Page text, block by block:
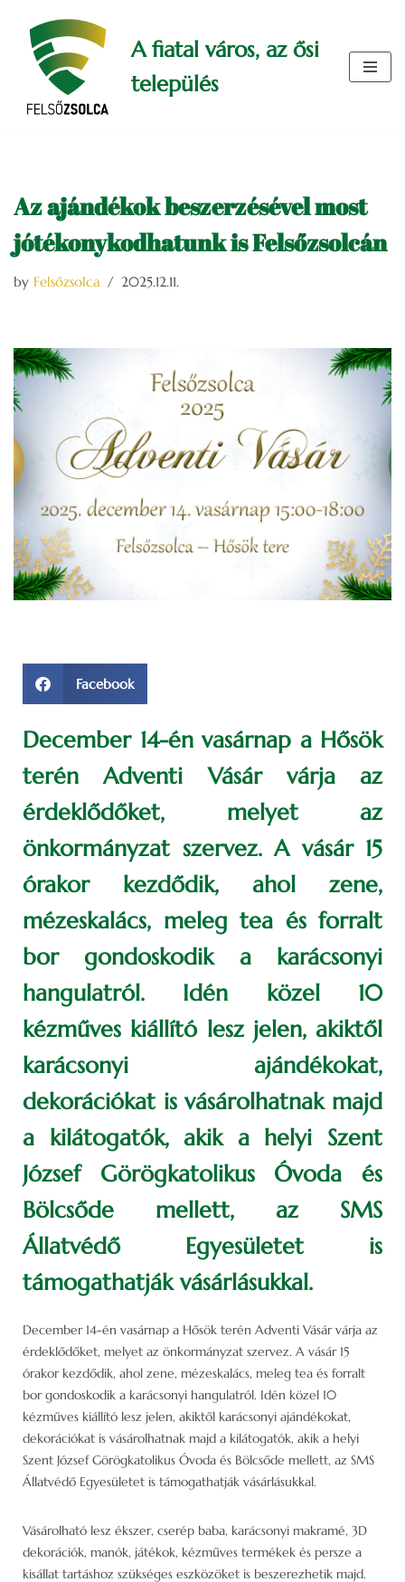
Skip
content
A fiatal város, az ősi
település
Az ajándékok beszerzésével most
jótékonykodhatunk is Felsőzsolcán
by Felsőzsolca 2025.12.11.
Facebook
December 14-én vasárnap a Hősök
terén Adventi Vásár várja az
érdeklődőket, melyet az
önkormányzat szervez. A vásár 15
órakor kezdődik, ahol zene,
mézeskalács, meleg tea és forralt
bor gondoskodik a karácsonyi
hangulatról. Idén közel 10
kézműves kiállító lesz jelen, akiktől
karácsonyi ajándékokat,
dekorációkat is vásárolhatnak majd
a kilátogatók, akik a helyi Szent
József Görögkatolikus Óvoda és
Bölcsőde mellett, az SMS
Állatvédő Egyesületet is
támogathatják vásárlásukkal.
December 14-én vasárnap a Hősök terén Adventi Vásár várja az
érdeklődőket, melyet az önkormányzat szervez. A vásár 15
órakor kezdődik, ahol zene, mézeskalács, meleg tea és forralt
bor gondoskodik a karácsonyi hangulatról. Idén közel 10
kézműves kiállító lesz jelen, akiktől karácsonyi ajándékokat,
dekorációkat is vásárolhatnak majd a kilátogatók, akik a helyi
Szent József Görögkatolikus Óvoda és Bölcsőde mellett, az SMS
Állatvédő Egyesületet is támogathatják vásárlásukkal.
Vásárolható lesz ékszer, cserép baba, karácsonyi makramé, 3D
dekorációk, manók, játékok, kézműves termékek és persze a
kisállat tartáshoz szükséges eszközöket is beszerezhetik majd.